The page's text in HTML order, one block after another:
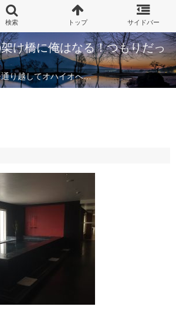
け橋に俺はなる！つもりだっ
り越してオハイオへ…